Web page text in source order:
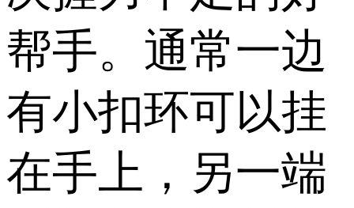
帮手。通常一边
有小扣环可以挂
在手上，另一端